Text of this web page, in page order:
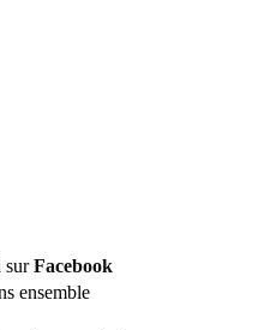
surFacebook
ensemble